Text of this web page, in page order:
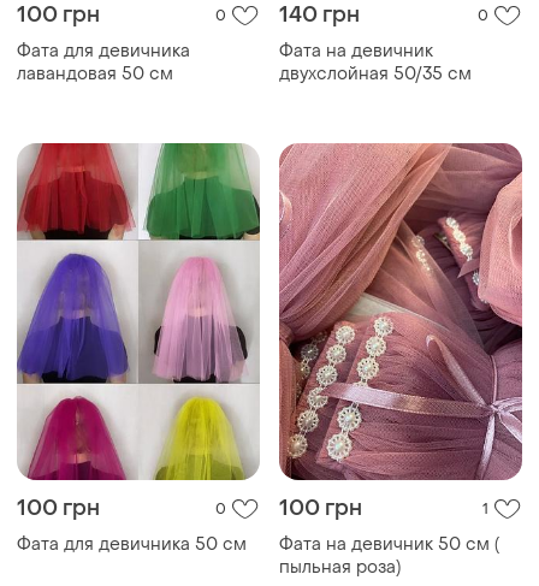
100 грн 0
Фата для девичника
лавандовая 50 см
140 грн 0
Фата на девичник
двухслойная 50/35 см
100 грн 0
Фата для девичника 50 см
100 грн 1
Фата на девичник 50 см (
пыльная роза)